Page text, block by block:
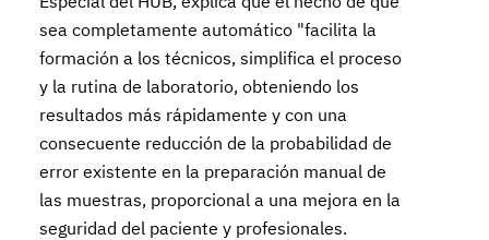
sea completamente automático "facilita la
formación a los técnicos, simplifica el proceso
y la rutina de laboratorio, obteniendo los
resultados más rápidamente y con una
consecuente reducción de la probabilidad de
error existente en la preparación manual de
las muestras, proporcional a una mejora en la
seguridad del paciente y profesionales.